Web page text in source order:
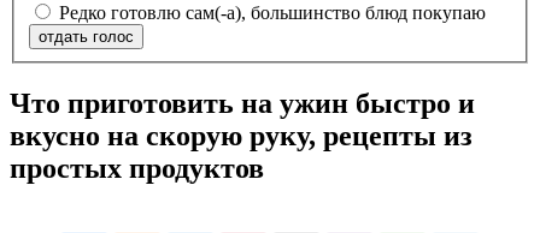
Редко готовлю сам(-а), большинство блюд покупаю
отдать голос
Что приготовить на ужин быстро и
вкусно на скорую руку, рецепты из
простых продуктов